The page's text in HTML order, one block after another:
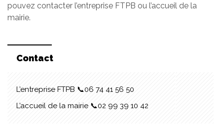
pouvez contacter l’entreprise FTPB ou l’accueil de la
mairie.
Contact
L’entreprise FTPB 📞06 74 41 56 50
L’accueil de la mairie 📞02 99 39 10 42